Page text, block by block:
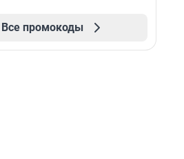
Все промокоды